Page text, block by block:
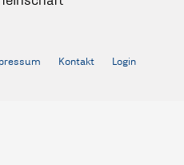
Kontakt Login